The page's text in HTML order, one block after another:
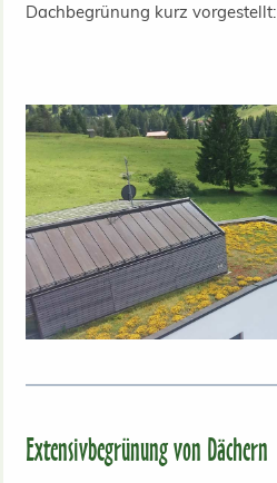
Dachbegrünung kurz vorgestellt:
Extensivbegrünung von Dächern